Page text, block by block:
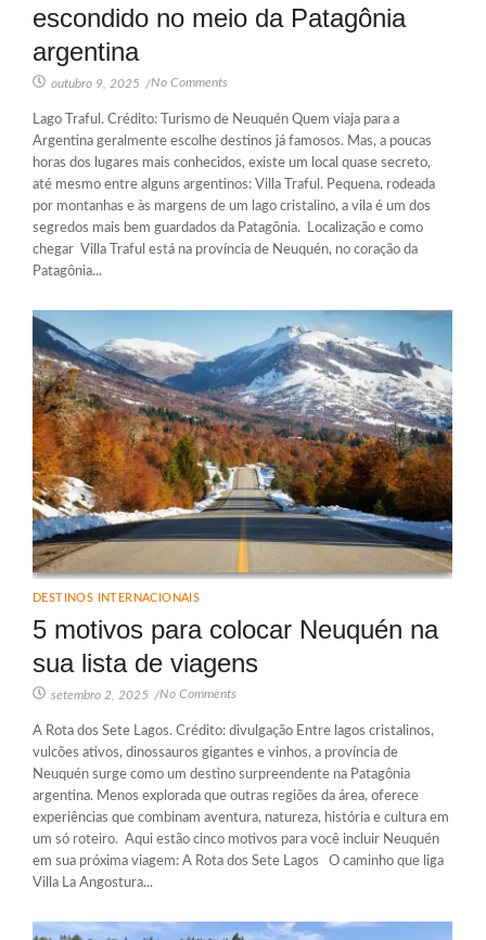
escondido no meio da Patagônia
argentina
outubro 9, 2025 /No Comments
Lago Traful. Crédito: Turismo de Neuquén Quem viaja para a
Argentina geralmente escolhe destinos já famosos. Mas, a poucas
horas dos lugares mais conhecidos, existe um local quase secreto,
até mesmo entre alguns argentinos: Villa Traful. Pequena, rodeada
por montanhas e às margens de um lago cristalino, a vila é um dos
segredos mais bem guardados da Patagônia. Localização e como
chegar Villa Traful está na província de Neuquén, no coração da
Patagônia...
DESTINOS INTERNACIONAIS
5 motivos para colocar Neuquén na
sua lista de viagens
setembro 2, 2025 /No Comments
A Rota dos Sete Lagos. Crédito: divulgação Entre lagos cristalinos,
vulcões ativos, dinossauros gigantes e vinhos, a província de
Neuquén surge como um destino surpreendente na Patagônia
argentina. Menos explorada que outras regiões da área, oferece
experiências que combinam aventura, natureza, história e cultura em
um só roteiro. Aqui estão cinco motivos para você incluir Neuquén
em sua próxima viagem: A Rota dos Sete Lagos O caminho que liga
Villa La Angostura...